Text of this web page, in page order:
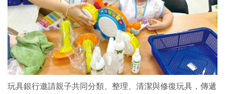
玩具銀行邀請親子共同分類、整理、清潔與修復玩具，傳遞